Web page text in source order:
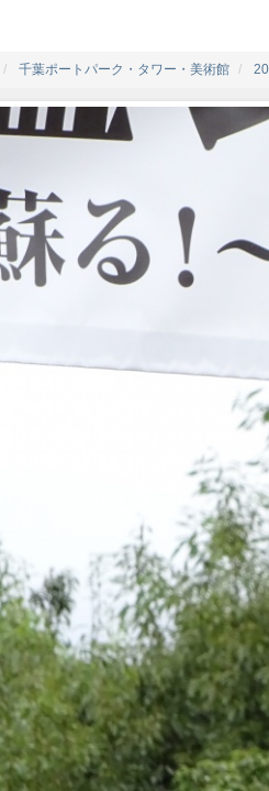
千葉ポートパーク・タワー・美術館